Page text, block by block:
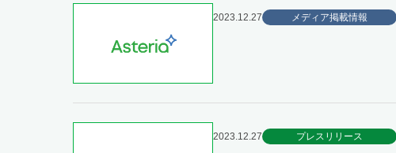
2023.12.27 メディア掲載情報
2023.12.27 プレスリリース